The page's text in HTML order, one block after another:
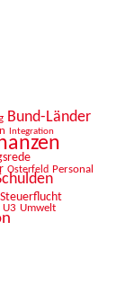
Bund-Länder
Integration
Osterfeld Personal
Steuerflucht
U3 Umwelt